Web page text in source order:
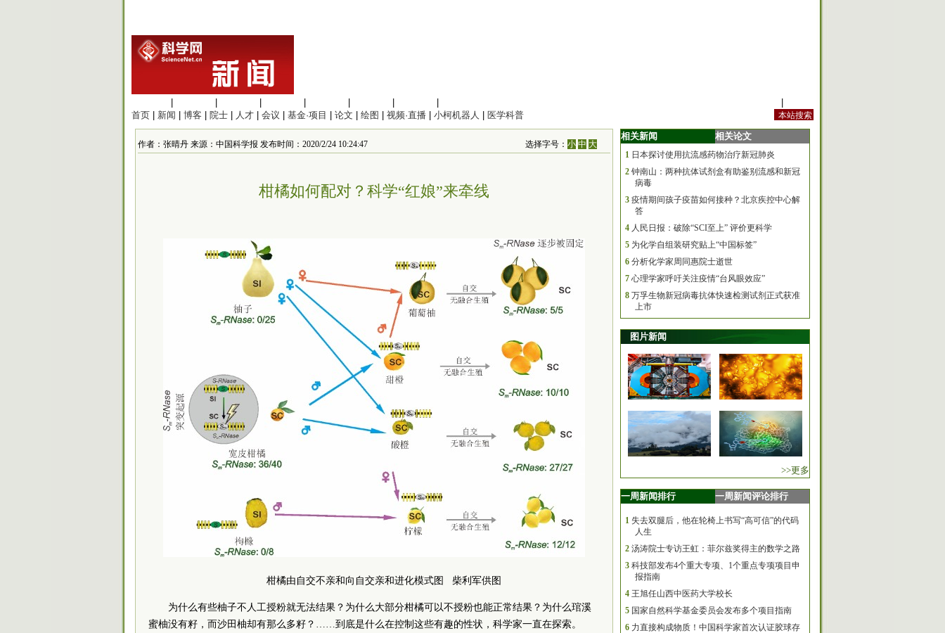
首页
新闻 博客 院士 人才 会议 基金·项目 论文 绘图 视频·直播 小柯机器人 医学科普
作者：张晴丹 来源：中国科学报 发布时间：2020/2/24 10:24:47 选择字号：小 中 大
柑橘如何配对？科学“红娘”来牵线
柑橘由自交不亲和向自交亲和进化模式图 柴利军供图
为什么有些柚子不人工授粉就无法结果？为什么大部分柑橘可以不授粉也能正常结果？为什么琯溪
蜜柚没有籽，而沙田柚却有那么多籽？……到底是什么在控制这些有趣的性状，科学家一直在探索。
相关新闻 相关论文
1 日本探讨使用抗流感药物治疗新冠肺炎
2 钟南山：两种抗体试剂盒有助鉴别流感和新冠
病毒
3 疫情期间孩子疫苗如何接种？北京疾控中心解
答
4 人民日报：破除“SCI至上” 评价更科学
5 为化学自组装研究贴上“中国标签”
6 分析化学家周同惠院士逝世
7 心理学家呼吁关注疫情“台风眼效应”
8 万孚生物新冠病毒抗体快速检测试剂正式获准
上市
图片新闻
>>更多
一周新闻排行 一周新闻评论排行
1 失去双腿后，他在轮椅上书写“高可信”的代码
人生
2 汤涛院士专访王虹：菲尔兹奖得主的数学之路
3 科技部发布4个重大专项、1个重点专项项目申
报指南
4 王旭任山西中医药大学校长
5 国家自然科学基金委员会发布多个项目指南
6 力直接构成物质！中国科学家首次认证胶球存